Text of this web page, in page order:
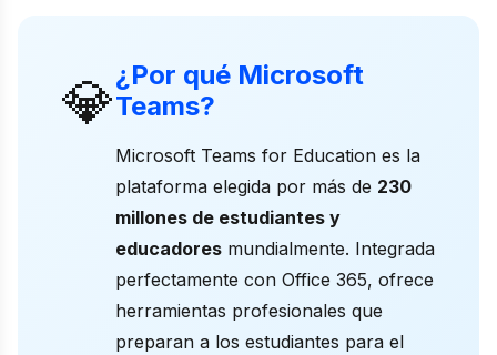
💎¿Por qué Microsoft
Teams?
Microsoft Teams for Education es la
plataforma elegida por más de 230
millones de estudiantes y
educadores mundialmente. Integrada
perfectamente con Office 365, ofrece
herramientas profesionales que
preparan a los estudiantes para el